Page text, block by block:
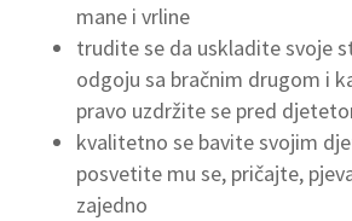
mane i vrline
trudite se da uskladite svoje
odgoju sa bračnim drugom i
pravo uzdržite se pred
kvalitetno se bavite svojim
posvetite mu se, pričajte,
zajedno